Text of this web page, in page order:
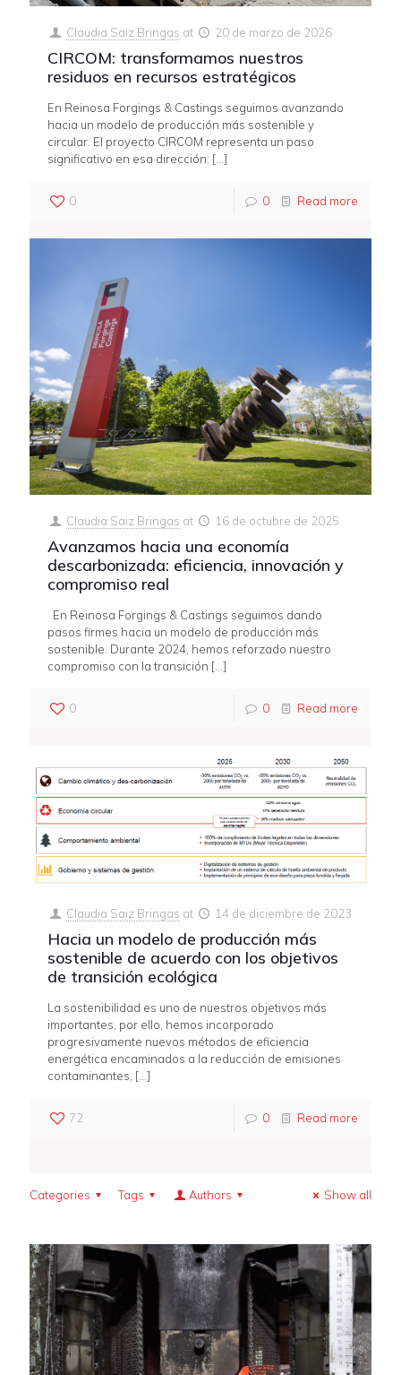
Claudia Saiz Bringas at 20 de marzo de 2026
CIRCOM: transformamos nuestros
residuos en recursos estratégicos
En Reinosa Forgings & Castings seguimos avanzando
hacia un modelo de producción más sostenible y
circular. El proyecto CIRCOM representa un paso
significativo en esa dirección: […]
0 0 Read more
Claudia Saiz Bringas at 16 de octubre de 2025
Avanzamos hacia una economía
descarbonizada: eficiencia, innovación y
compromiso real
En Reinosa Forgings & Castings seguimos dando
pasos firmes hacia un modelo de producción más
sostenible. Durante 2024, hemos reforzado nuestro
compromiso con la transición […]
0 0 Read more
Claudia Saiz Bringas at 14 de diciembre de 2023
Hacia un modelo de producción más
sostenible de acuerdo con los objetivos
de transición ecológica
La sostenibilidad es uno de nuestros objetivos más
importantes, por ello, hemos incorporado
progresivamente nuevos métodos de eficiencia
energética encaminados a la reducción de emisiones
contaminantes, […]
72 0 Read more
Categories Tags Authors Show all